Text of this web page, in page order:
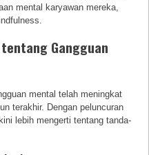
mental karyawan mereka,
Gangguan
mental telah meningkat
terakhir. Dengan peluncuran
lebih mengerti tentang tanda-